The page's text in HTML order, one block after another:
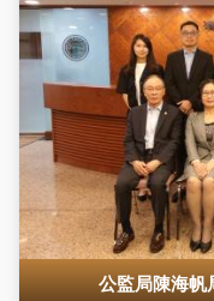
公監局陳海帆